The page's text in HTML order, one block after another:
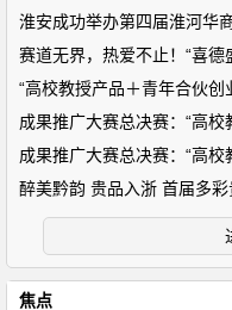
赛道无界，热爱不止！“喜
“高校教授产品＋青年合伙
成果推广大赛总决赛：“高
成果推广大赛总决赛：“高
醉美黔韵 贵品入浙 首届多
焦点